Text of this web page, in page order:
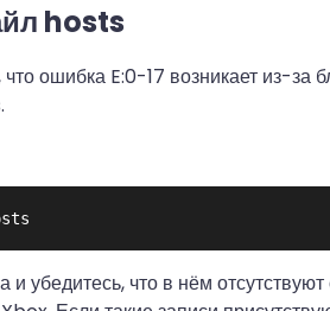
hosts
ошибка E:0-17 возникает из-за
убедитесь, что в нём отсутствуют